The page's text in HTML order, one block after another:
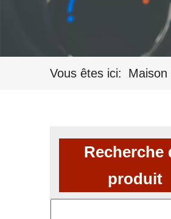
Vous êtes ici: Maison
Recherche
produit